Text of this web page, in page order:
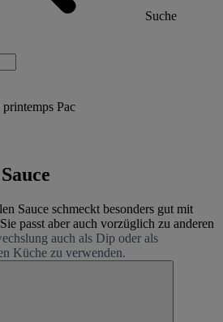
Suche
Sauce schmeckt besonders gut mit
passt aber auch vorzüglich zu anderen
auch als Dip oder als
Küche zu verwenden.